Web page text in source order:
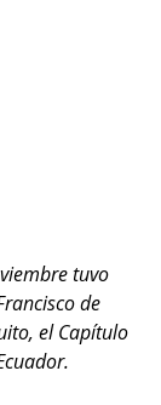
tuvo
de
el Capítulo